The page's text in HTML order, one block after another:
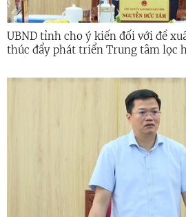
UBND tỉnh cho ý kiến đối với đề
thúc đẩy phát triển Trung tâm lọc